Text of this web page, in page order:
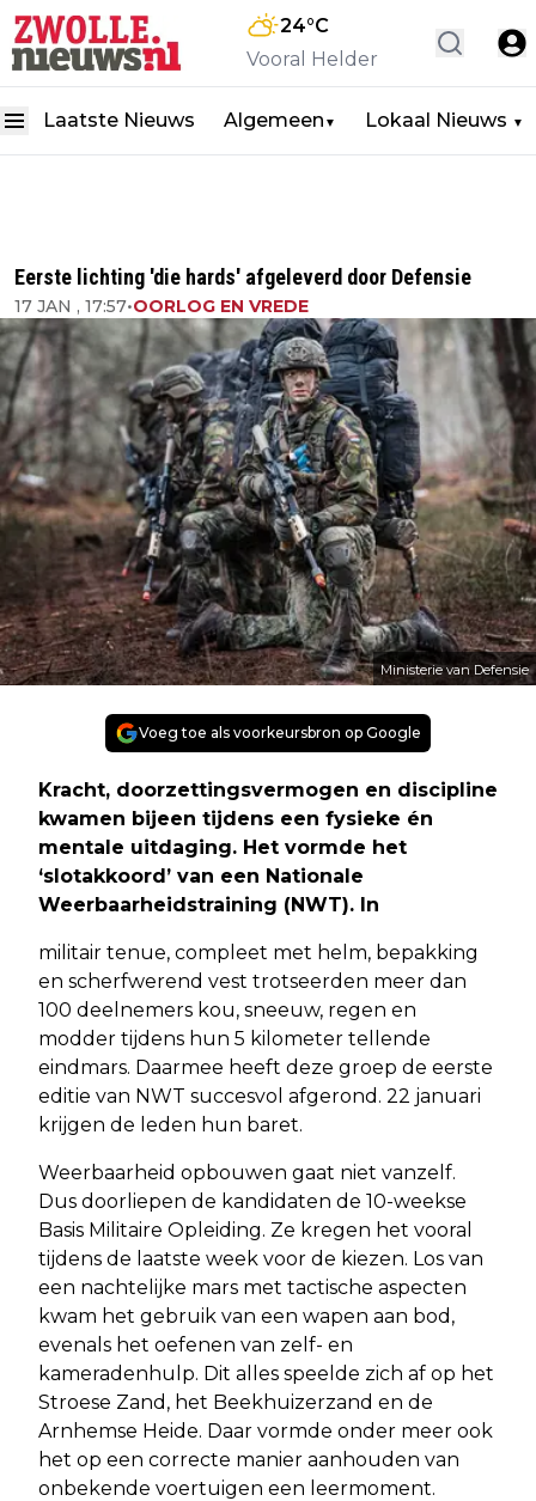
24°C
Vooral Helder
Laatste Nieuws Algemeen ▼ Lokaal Nieuws ▼
Eerste lichting 'die hards' afgeleverd door Defensie
17 JAN , 17:57•OORLOG EN VREDE
Ministerie van Defensie
Voeg toe als voorkeursbron op Google
Kracht, doorzettingsvermogen en discipline
kwamen bijeen tijdens een fysieke én
mentale uitdaging. Het vormde het
‘slotakkoord’ van een Nationale
Weerbaarheidstraining (NWT). In
militair tenue, compleet met helm, bepakking
en scherfwerend vest trotseerden meer dan
100 deelnemers kou, sneeuw, regen en
modder tijdens hun 5 kilometer tellende
eindmars. Daarmee heeft deze groep de eerste
editie van NWT succesvol afgerond. 22 januari
krijgen de leden hun baret.
Weerbaarheid opbouwen gaat niet vanzelf.
Dus doorliepen de kandidaten de 10-weekse
Basis Militaire Opleiding. Ze kregen het vooral
tijdens de laatste week voor de kiezen. Los van
een nachtelijke mars met tactische aspecten
kwam het gebruik van een wapen aan bod,
evenals het oefenen van zelf- en
kameradenhulp. Dit alles speelde zich af op het
Stroese Zand, het Beekhuizerzand en de
Arnhemse Heide. Daar vormde onder meer ook
het op een correcte manier aanhouden van
onbekende voertuigen een leermoment.